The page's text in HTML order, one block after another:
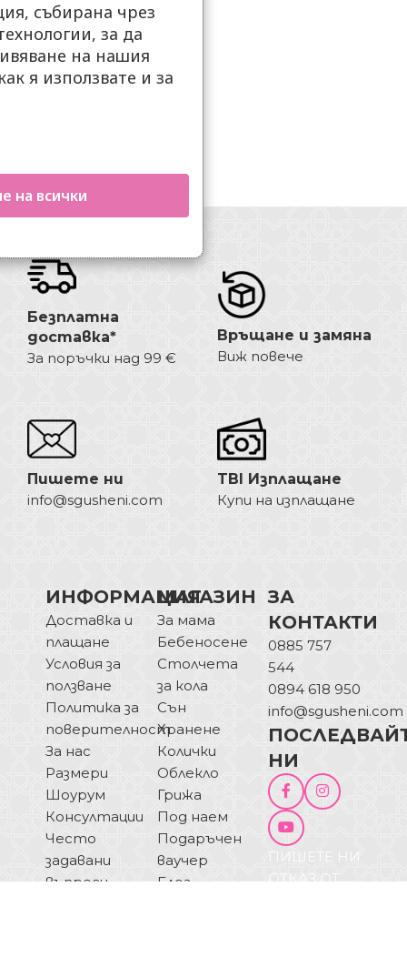
Безплатна
доставка*
За поръчки над 99 €
Връщане и замяна
Виж повече
Пишете ни
info@sgusheni.com
TBI Изплащане
Купи на изплащане
ИНФОРМАЦИЯ
Доставка и
плащане
Условия за
ползване
Политика за
поверителност
За нас
Размери
Шоурум
Консултации
Често
задавани
въпроси
МАГАЗИН
За мама
Бебеносене
Столчета
за кола
Сън
Хранене
Колички
Облекло
Грижа
Под наем
Подаръчен
ваучер
Блог
ЗА
КОНТАКТИ
0885 757
544
0894 618 950
info@sgusheni.com
НИ
ОТКАЗ ОТ
събирана чрез
за да
на нашия
я използвате и за
на всички